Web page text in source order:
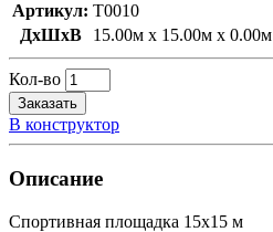
Артикул: T0010
ДxШxВ
15.00м x 15.00м x 0.00м
Кол-во
Заказать
В конструктор
Описание
Спортивная площадка 15х15 м